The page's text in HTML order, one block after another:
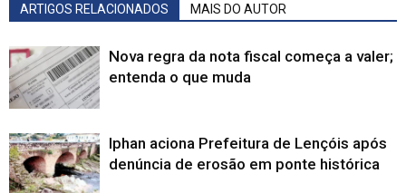
ARTIGOS RELACIONADOS MAIS DO AUTOR
Nova regra da nota fiscal começa a valer;
entenda o que muda
Iphan aciona Prefeitura de Lençóis após
denúncia de erosão em ponte histórica